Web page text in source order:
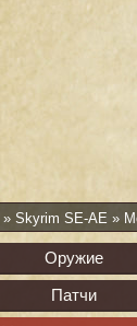
» Skyrim SE-AE »
Оружие
Патчи